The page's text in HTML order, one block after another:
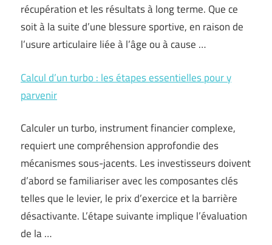
récupération et les résultats à long terme. Que ce
soit à la suite d’une blessure sportive, en raison de
l’usure articulaire liée à l’âge ou à cause …
Calcul d’un turbo : les étapes essentielles pour y
parvenir
Calculer un turbo, instrument financier complexe,
requiert une compréhension approfondie des
mécanismes sous-jacents. Les investisseurs doivent
d’abord se familiariser avec les composantes clés
telles que le levier, le prix d’exercice et la barrière
désactivante. L’étape suivante implique l’évaluation
de la …